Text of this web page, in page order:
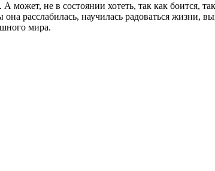
может, не в состоянии хотеть, так как боится,
расслабилась, научилась радоваться жизни,
мира.